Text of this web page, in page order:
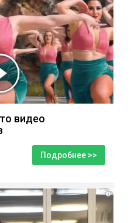
видео
Подробнее >>
i